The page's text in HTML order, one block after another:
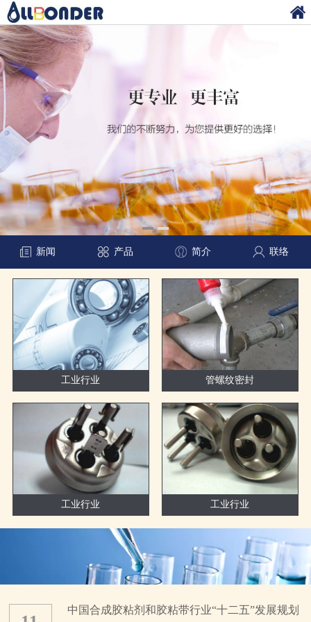
新闻 产品 简介 联络
工业行业 管螺纹密封
工业行业 工业行业
中国合成胶粘剂和胶粘带行业“十二五”发展规划